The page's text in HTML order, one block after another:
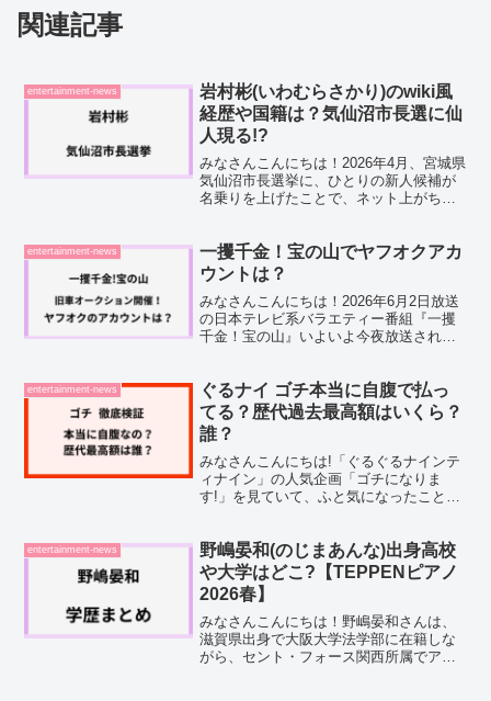
関連記事
entertainment-news
岩村彬(いわむらさかり)のwiki風
経歴や国籍は？気仙沼市長選に仙
人現る!?
みなさんこんにちは！2026年4月、宮城県
気仙沼市長選挙に、ひとりの新人候補が
名乗りを上げたことで、ネット上がちょ
白い髭をたくわえたその風貌は、まるで
仙人のようだと話題...
entertainment-news
一攫千金！宝の山でヤフオクアカ
ウントは？
みなさんこんにちは！2026年6月2日放送
の日本テレビ系バラエティー番組『一攫
千金！宝の山』いよいよ今夜放送されま
さんや加藤浩次さん、そして加藤浩次商
事の新入社員として...
entertainment-news
ぐるナイ ゴチ本当に自腹で払っ
てる？歴代過去最高額はいくら？
誰？
みなさんこんにちは!「ぐるぐるナインテ
ィナイン」の人気企画「ゴチになりま
す!」を見ていて、ふと気になったことは
の?私もずっと疑問に思っていたんですよ
ね。だって、10万...
entertainment-news
野嶋晏和(のじまあんな)出身高校
や大学はどこ?【TEPPENピアノ
2026春】
みなさんこんにちは！野嶋晏和さんは、
滋賀県出身で大阪大学法学部に在籍しな
がら、セント・フォース関西所属でアナ